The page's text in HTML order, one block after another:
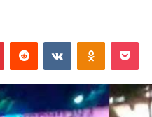
PinterestReddit VKontakte